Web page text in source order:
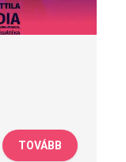
TOVÁBB